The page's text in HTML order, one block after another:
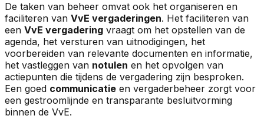
De taken van beheer omvat ook het organiseren en
faciliteren van VvE vergaderingen. Het faciliteren van
een VvE vergadering vraagt om het opstellen van de
agenda, het versturen van uitnodigingen, het
voorbereiden van relevante documenten en informatie,
het vastleggen van notulen en het opvolgen van
actiepunten die tijdens de vergadering zijn besproken.
Een goed communicatie en vergaderbeheer zorgt voor
een gestroomlijnde en transparante besluitvorming
binnen de VvE.